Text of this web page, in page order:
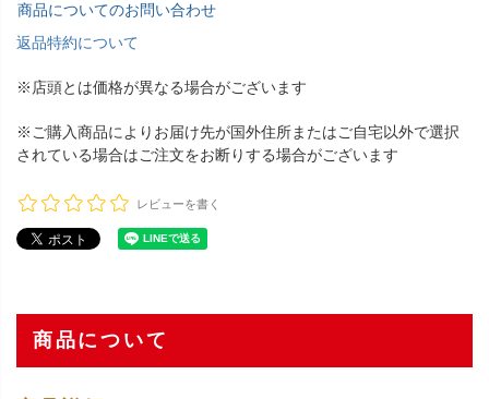
商品についてのお問い合わせ
返品特約について
※店頭とは価格が異なる場合がございます
※ご購入商品によりお届け先が国外住所またはご自宅以外で選択
されている場合はご注文をお断りする場合がございます
レビューを書く
商品について